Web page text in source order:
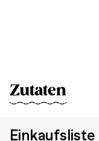
Zutaten